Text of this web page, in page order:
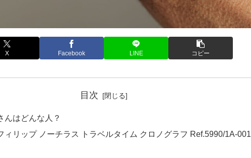
X Facebook LINE コピー
目次
んはどんな人？
ィリップ ノーチラス トラベルタイム クロノグラフ Ref.5990/1A-001